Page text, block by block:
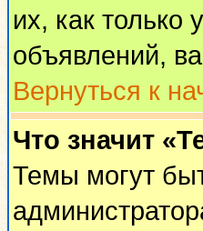
их, как только
объявлений,
Вернуться к
Что значит
Темы могут